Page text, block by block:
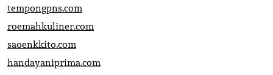
tempongpns.com
roemahkuliner.com
saoenkkito.com
handayaniprima.com